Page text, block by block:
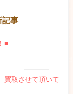
記事
■
買取させて頂いて